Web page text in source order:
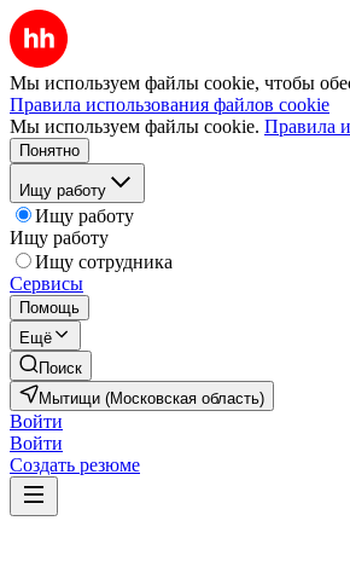
Мы используем файлы cookie, чтобы
Правила использования файлов cookie
Мы используем файлы cookie. Правила
Понятно
Ищу работу
Ищу работу
Ищу работу
Ищу сотрудника
Сервисы
Помощь
Ещё
Поиск
Мытищи (Московская область)
Войти
Войти
Создать резюме